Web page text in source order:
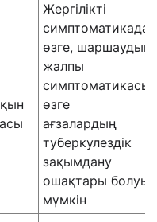
Жергілікті
симптоматикадан
өзге, шаршаудың
жалпы
симптоматикасы,
өзге
ағзалардың
туберкулездік
зақымдану
ошақтары болуы
мүмкін